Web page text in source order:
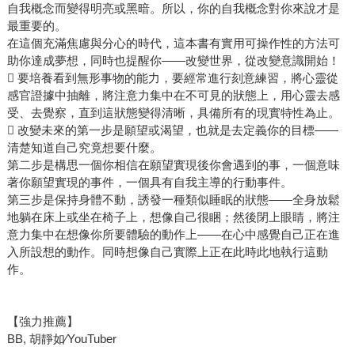
自我概念而變得明亮或黑暗。所以，你的自我概念對你來說才是
最重要的。
在這個充滿焦慮與分心的時代，這本書有實用可操作性的方法可
助你達成夢想，同時也提醒你——改變世界，從改變意識開始！
 要培養看到無形事物的能力，要經常進行刻意練習，將心靈從
感官證據中抽離，將注意力集中在不可見的狀態上，用心靈去感
受、去覺察，直到這狀態變得清晰，具備所有的現實特性為止。
 改變未來的第一步是願望或渴望，也就是去定義你的目標——
清楚知道自己究竟想要什麼。
第二步是構思一個你相信在願望實現後你會遇到的事，一個意味
著你願望實現的事件，一個具有自我主導的行動事件。
第三步是保持身體不動，誘發一種類似睡眠的狀態——全身放鬆
地躺在床上或坐在椅子上，想像自己很睏；然後閉上眼睛，將注
意力集中在想像你所要體驗的動作上——在心中感覺自己正在進
入所設想的動作。同時想像自己實際上正在此時此地執行這動
作。
【強力推薦】
BB, 胡靜如∕YouTuber